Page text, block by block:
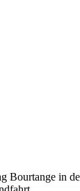
Bourtange in